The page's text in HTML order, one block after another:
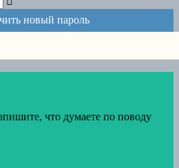
новый пароль
что думаете по поводу